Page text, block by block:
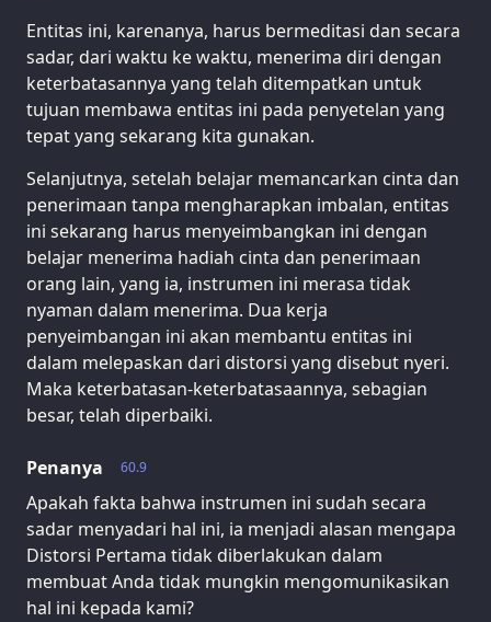
Entitas ini, karenanya, harus bermeditasi dan secara
sadar, dari waktu ke waktu, menerima diri dengan
keterbatasannya yang telah ditempatkan untuk
tujuan membawa entitas ini pada penyetelan yang
tepat yang sekarang kita gunakan.
Selanjutnya, setelah belajar memancarkan cinta dan
penerimaan tanpa mengharapkan imbalan, entitas
ini sekarang harus menyeimbangkan ini dengan
belajar menerima hadiah cinta dan penerimaan
orang lain, yang ia, instrumen ini merasa tidak
nyaman dalam menerima. Dua kerja
penyeimbangan ini akan membantu entitas ini
dalam melepaskan dari distorsi yang disebut nyeri.
Maka keterbatasan-keterbatasaannya, sebagian
besar, telah diperbaiki.
60.9
Penanya
Apakah fakta bahwa instrumen ini sudah secara
sadar menyadari hal ini, ia menjadi alasan mengapa
Distorsi Pertama tidak diberlakukan dalam
membuat Anda tidak mungkin mengomunikasikan
hal ini kepada kami?